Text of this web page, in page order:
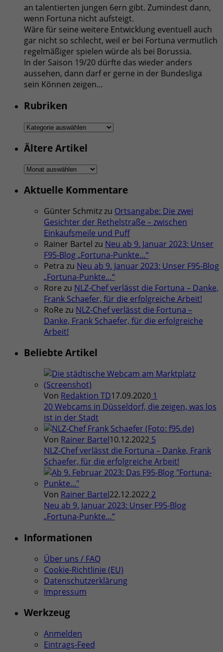
an talentierten jungen 6ern gibt. Zumindest dann,
wenn Fortuna nicht aufsteigt.
Wäre für seine weitere Entwicklung eventuell auch
gar nicht so schlecht, weil er bei Fortuna vermutlich
regelmäßiger spielen würde als bei Borussia.
In der Saison 19/20 dürfte das wieder anders
aussehen, dann darf er gerne in der Bundesliga
sein Können zeigen…
Rubriken
Rubriken
Ältere Artikel
Ältere
Aktuelle Kommentare
Günter Schmitzzu Ortsangabe: Die zwei
Gesichter der Rethelstraße – zwischen
Einkaufsmeile und Puff
Rainer Bartel zu Neu ab 9. Januar 2023: Unser
F95-Blog „Fortuna-Punkte…“
Petra zu Neu ab 9. Januar 2023: Unser F95-Blog
„Fortuna-Punkte…“
Rore zu NLZ-Chef verlässt die Fortuna – Danke,
Frank Schaefer, für die erfolgreiche Arbeit!
RoRe zu NLZ-Chef verlässt die Fortuna –
Danke, Frank Schaefer, für die erfolgreiche
Arbeit!
Beliebte Artikel
Von Redaktion TD17.09.2020 1
20 Webcams in Düsseldorf, die zeigen, was los
ist in der Stadt
Von Rainer Bartel10.12.2022 5
NLZ-Chef verlässt die Fortuna – Danke, Frank
Schaefer, für die erfolgreiche Arbeit!
Von Rainer Bartel22.12.2022 2
Neu ab 9. Januar 2023: Unser F95-Blog
„Fortuna-Punkte…“
Informationen
Über uns / FAQ
Cookie-Richtlinie (EU)
Datenschutzerklärung
Impressum
Werkzeug
Anmelden
Eintrags-Feed